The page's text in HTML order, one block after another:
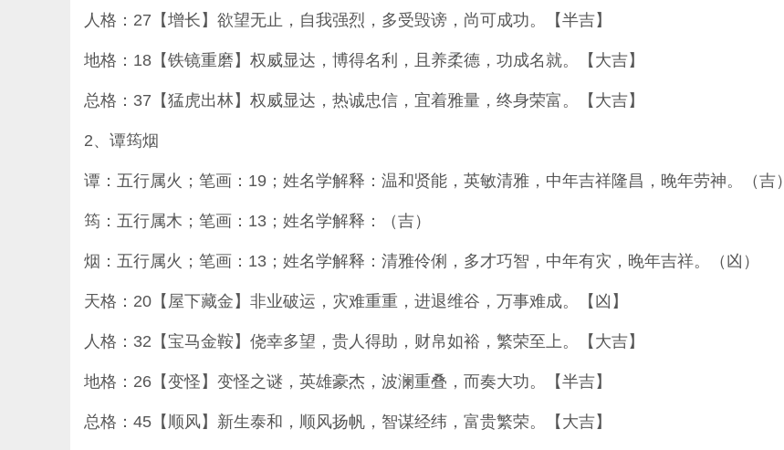
人格：27【增长】欲望无止，自我强烈，多受毁谤，尚可成功。【半吉】
地格：18【铁镜重磨】权威显达，博得名利，且养柔德，功成名就。【大吉】
总格：37【猛虎出林】权威显达，热诚忠信，宜着雅量，终身荣富。【大吉】
2、谭筠烟
谭：五行属火；笔画：19；姓名学解释：温和贤能，英敏清雅，中年吉祥隆昌，晚年劳神。（吉）
筠：五行属木；笔画：13；姓名学解释：（吉）
烟：五行属火；笔画：13；姓名学解释：清雅伶俐，多才巧智，中年有灾，晚年吉祥。（凶）
天格：20【屋下藏金】非业破运，灾难重重，进退维谷，万事难成。【凶】
人格：32【宝马金鞍】侥幸多望，贵人得助，财帛如裕，繁荣至上。【大吉】
地格：26【变怪】变怪之谜，英雄豪杰，波澜重叠，而奏大功。【半吉】
总格：45【顺风】新生泰和，顺风扬帆，智谋经纬，富贵繁荣。【大吉】